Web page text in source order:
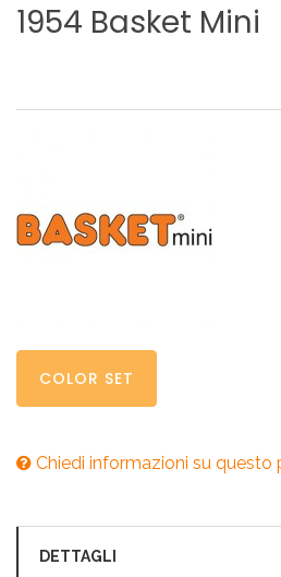
1954 Basket Mini
COLOR SET
Chiedi informazioni su
DETTAGLI